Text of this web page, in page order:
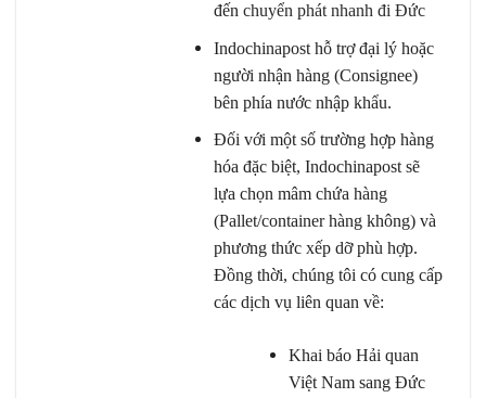
đến chuyển phát nhanh đi Đức
Indochinapost hỗ trợ đại lý hoặc
người nhận hàng (Consignee)
bên phía nước nhập khẩu.
Đối với một số trường hợp hàng
hóa đặc biệt, Indochinapost sẽ
lựa chọn mâm chứa hàng
(Pallet/container hàng không) và
phương thức xếp dỡ phù hợp.
Đồng thời, chúng tôi có cung cấp
các dịch vụ liên quan về:
Khai báo Hải quan
Việt Nam sang Đức